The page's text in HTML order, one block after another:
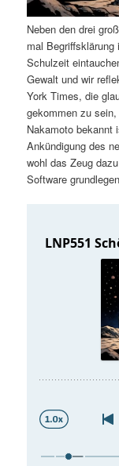
h
a
l
t
s
p
n
I
n
h
a
l
t
g
e
n
Neben den drei
mal
Schulzeit
Gewalt und wir
York Times, die
gekommen zu
Nakamoto bekannt
Ankündigung des
wohl das Zeug
Software